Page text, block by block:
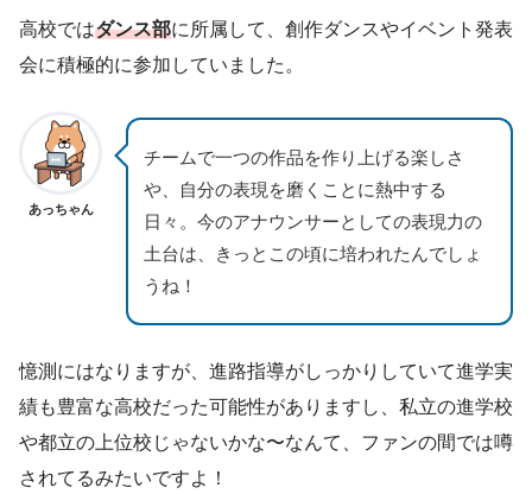
高校ではダンス部に所属して、創作ダンスやイベント発表
会に積極的に参加していました。
あっちゃん
チームで一つの作品を作り上げる楽しさ
や、自分の表現を磨くことに熱中する
日々。今のアナウンサーとしての表現力の
土台は、きっとこの頃に培われたんでしょ
うね！
憶測にはなりますが、進路指導がしっかりしていて進学実
績も豊富な高校だった可能性がありますし、私立の進学校
や都立の上位校じゃないかな〜なんて、ファンの間では噂
されてるみたいですよ！